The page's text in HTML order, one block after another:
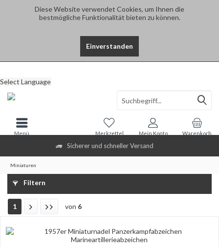
Diese Website verwendet Cookies, um Ihnen die
bestmögliche Funktionalität bieten zu können.
Einverstanden
Sicherer und schneller Versand
Select Language
Warenkorb
Merkzettel Mein Konto
Menü
Miniaturen
Filtern
1 von 6